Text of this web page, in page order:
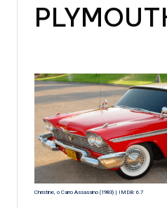
Christine, o Carro Assassino (1983) | IMDB: 6.7